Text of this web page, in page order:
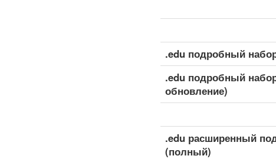
.edu подробный
.edu подробный
обновление)
.edu расширенный
(полный)